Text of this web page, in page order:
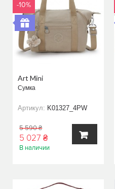
-10%
Art Mini
Сумка
Артикул: K01327_4PW
5 590 ₴
5 027 ₴
В наличии